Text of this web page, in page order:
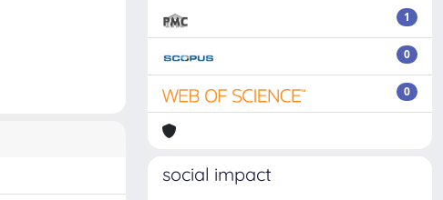
1
0
0
social impact